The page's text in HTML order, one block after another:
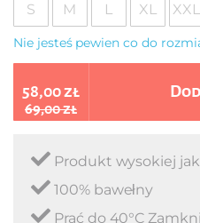
S M L XL XXL
Nie jesteś pewien co do
58,00 zł
69,00 zł
Produkt wysokiej
100% bawełny
Prać do 40°C